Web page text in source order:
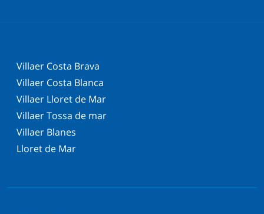
Villaer Costa Brava
Villaer Costa Blanca
Villaer Lloret de Mar
Villaer Tossa de mar
Villaer Blanes
Lloret de Mar